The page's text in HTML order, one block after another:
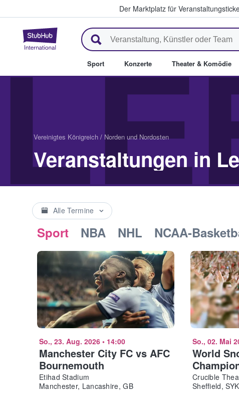
Der Marktplatz für
StubHub - Wo Fans Tickets
Sport Konzerte Theater & Komödie
Vereinigtes Königreich / Norden und Nordosten
Veranstaltungen in
Alle Termine
Sport NBA NHL NCAA-
So., 23. Aug. 2026 • 14:00
Manchester City FC vs AFC
Bournemouth
Etihad Stadium
Manchester, Lancashire, GB
So., 02. Mai
World
Evening -
Crucible
Sheffield,